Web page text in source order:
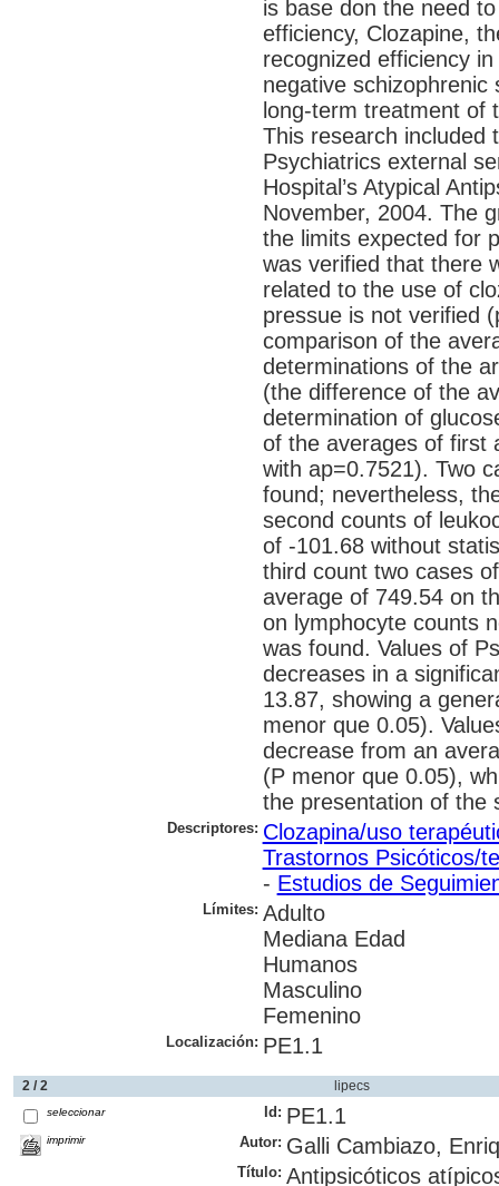
is base don the need
efficiency, Clozapine,
recognized efficiency
negative
long-term treatment of
This research included
Psychiatrics external
Hospital’s Atypical
November, 2004. The
the limits expected for
was verified that there
related to the use of
pressue is not verified
comparison of the
determinations of the
(the difference of the
determination of
of the averages of first
with ap=0.7521). Two
found; nevertheless,
second counts of
of -101.68 without
third count two cases
average of 749.54 on
on lymphocyte counts
was found. Values of
decreases in a
13.87, showing a
menor que 0.05).
decrease from an
(P menor que 0.05),
the presentation of the
Descriptores: Clozapina/uso
Trastornos Psicóticos/
- Estudios de
Límites: Adulto
Mediana Edad
Humanos
Masculino
Femenino
Localización: PE1.1
2 / 2 lipecs
seleccionar
imprimir
Id: PE1.1
Autor: Galli Cambiazo,
Título: Antipsicóticos